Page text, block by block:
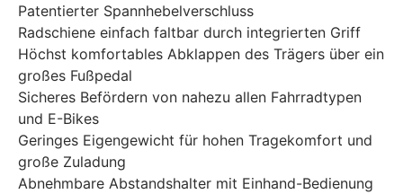
Patentierter Spannhebelverschluss
Radschiene einfach faltbar durch integrierten Griff
Höchst komfortables Abklappen des Trägers über ein
großes Fußpedal
Sicheres Befördern von nahezu allen Fahrradtypen
und E-Bikes
Geringes Eigengewicht für hohen Tragekomfort und
große Zuladung
Abnehmbare Abstandshalter mit Einhand-Bedienung